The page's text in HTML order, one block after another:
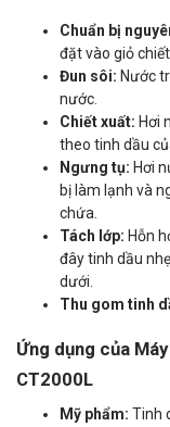
Chuẩn bị
đặt vào giỏ
Đun sôi: Nước
nước.
Chiết xuất: Hơi
theo tinh dầu
Ngưng tụ: Hơi
bị làm lạnh và
chứa.
Tách lớp: Hỗn
đây tinh dầu
dưới.
Thu gom tinh
Ứng dụng của
CT2000L
Mỹ phẩm: Tinh